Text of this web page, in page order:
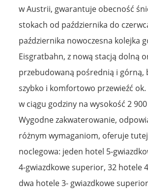
w Austrii, gwarantuje obecność
stokach od października do
października nowoczesna kolejka
Eisgratbahn, z nową stacją dolną
przebudowaną pośrednią i górną,
szybko i komfortowo przewieźć
w ciągu godziny na wysokość 2
Wygodne zakwaterowanie,
różnym wymaganiom, oferuje
noclegowa: jeden hotel 5-
4-gwiazdkowe superior, 32 hotele
dwa hotele 3- gwiazdkowe